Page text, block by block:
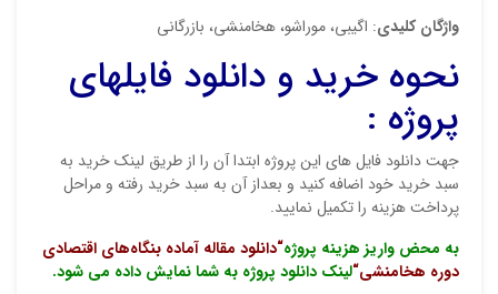
واژگان کلیدی: اگیبی، موراشو، هخامنشی، بازرگانی
نحوه خرید و دانلود فایلهای
پروژه :
جهت دانلود فایل های این پروژه ابتدا آن را از طریق لینک خرید به
سبد خرید خود اضافه کنید و بعداز آن به سبد خرید رفته و مراحل
پرداخت هزینه را تکمیل نمایید.
به محض واریز هزینه پروژه“دانلود مقاله آماده بنگاه‌های اقتصادی
دوره هخامنشی“لینک دانلود پروژه به شما نمایش داده می شود.